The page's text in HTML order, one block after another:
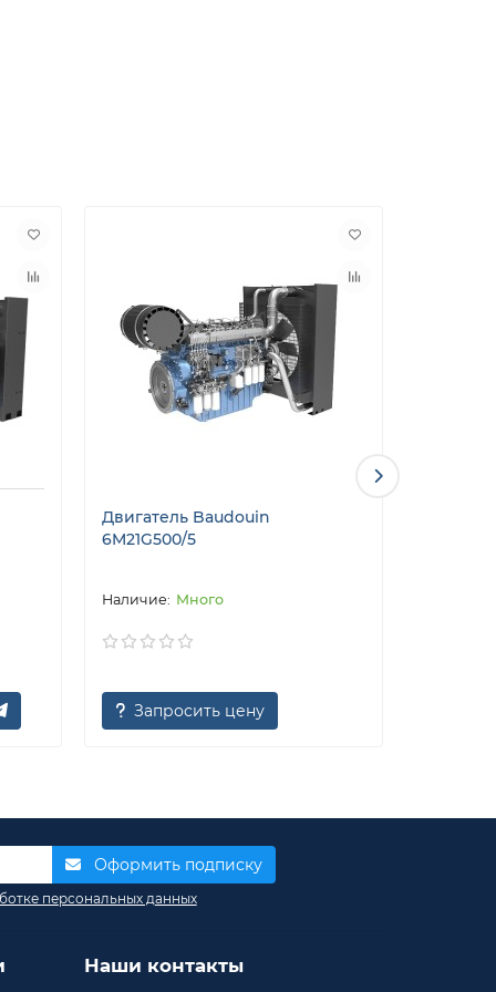
Двигатель Baudouin
6M21G500/5
Много
Запросить цену
Оформить подписку
персональных данных
Наши контакты